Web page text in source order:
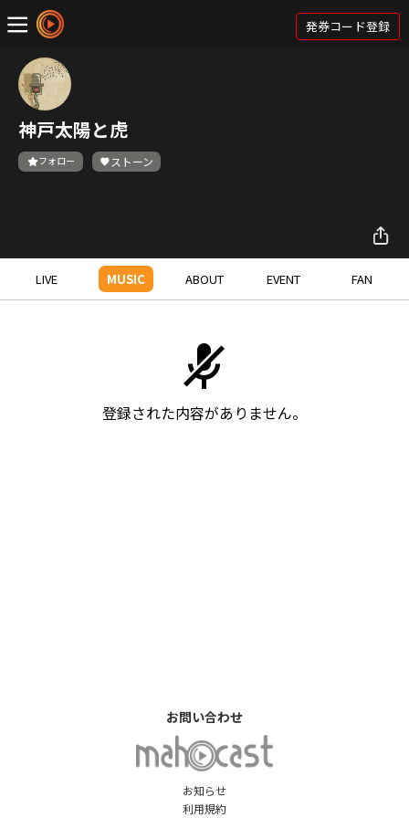
発券コード登録
神戸太陽と虎
フォロー ストーン
LIVE MUSIC ABOUT EVENT FAN
登録された内容がありません。
お知らせ
利用規約
お問い合わせ